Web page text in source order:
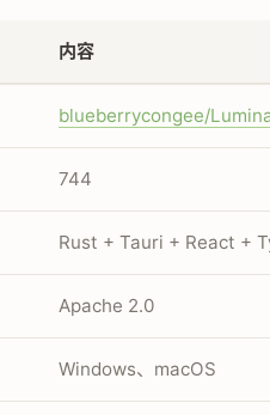
内容
blueberrycongee/
744
Rust + Tauri + React +
Apache 2.0
Windows、macOS